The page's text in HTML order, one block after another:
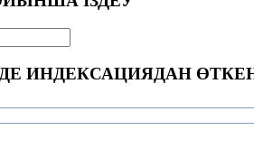
ИНДЕКСАЦИЯДАН ӨТКЕН